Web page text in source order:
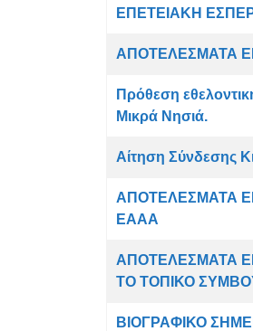
ΕΠΕΤΕΙΑΚΗ
ΑΠΟΤΕΛΕΣΜΑΤΑ
Πρόθεση
Μικρά Νησιά.
Αίτηση Σύνδεσης
ΑΠΟΤΕΛΕΣΜΑΤΑ
ΕΑΑΑ
ΑΠΟΤΕΛΕΣΜΑΤΑ
ΤΟ ΤΟΠΙΚΟ
ΒΙΟΓΡΑΦΙΚΟ